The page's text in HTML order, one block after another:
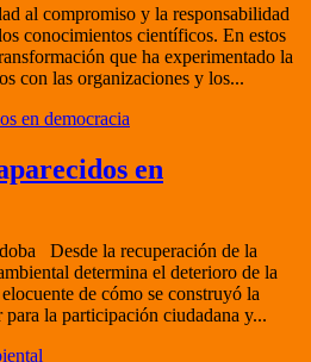
al compromiso y la responsabilidad
conocimientos científicos. En estos
que ha experimentado la
con las organizaciones y los...
en
Desde la recuperación de la
determina el deterioro de la
de cómo se construyó la
la participación ciudadana y...